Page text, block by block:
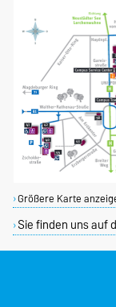
Größere Karte
Sie finden uns auf